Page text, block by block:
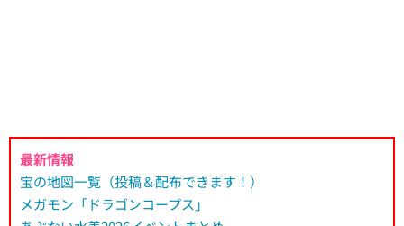
最新情報
宝の地図一覧（投稿＆配布できます！）
メガモン「ドラゴンコープス」